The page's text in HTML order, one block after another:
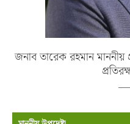
জনাব তারেক রহমান মাননীয়